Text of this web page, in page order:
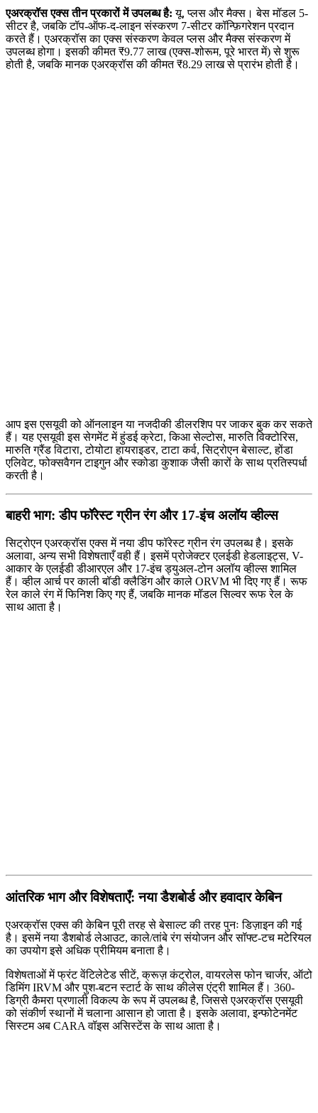
एअरक्रॉस एक्स तीन प्रकारों में उपलब्ध है: यू, प्लस और मैक्स। बेस मॉडल 5-
सीटर है, जबकि टॉप-ऑफ-द-लाइन संस्करण 7-सीटर कॉन्फ़िगरेशन प्रदान
करते हैं। एअरक्रॉस का एक्स संस्करण केवल प्लस और मैक्स संस्करण में
उपलब्ध होगा। इसकी कीमत ₹9.77 लाख (एक्स-शोरूम, पूरे भारत में) से शुरू
होती है, जबकि मानक एअरक्रॉस की कीमत ₹8.29 लाख से प्रारंभ होती है।
आप इस एसयूवी को ऑनलाइन या नजदीकी डीलरशिप पर जाकर बुक कर सकते
हैं। यह एसयूवी इस सेगमेंट में हुंडई क्रेटा, किआ सेल्टोस, मारुति विक्टोरिस,
मारुति ग्रैंड विटारा, टोयोटा हायराइडर, टाटा कर्व, सिट्रोएन बेसाल्ट, होंडा
एलिवेट, फोक्सवैगन टाइगुन और स्कोडा कुशाक जैसी कारों के साथ प्रतिस्पर्धा
करती है।
बाहरी भाग: डीप फॉरेस्ट ग्रीन रंग और 17-इंच अलॉय व्हील्स
सिट्रोएन एअरक्रॉस एक्स में नया डीप फॉरेस्ट ग्रीन रंग उपलब्ध है। इसके
अलावा, अन्य सभी विशेषताएँ वही हैं। इसमें प्रोजेक्टर एलईडी हेडलाइट्स, V-
आकार के एलईडी डीआरएल और 17-इंच ड्युअल-टोन अलॉय व्हील्स शामिल
हैं। व्हील आर्च पर काली बॉडी क्लैडिंग और काले ORVM भी दिए गए हैं। रूफ
रेल काले रंग में फिनिश किए गए हैं, जबकि मानक मॉडल सिल्वर रूफ रेल के
साथ आता है।
आंतरिक भाग और विशेषताएँ: नया डैशबोर्ड और हवादार केबिन
एअरक्रॉस एक्स की केबिन पूरी तरह से बेसाल्ट की तरह पुनः डिज़ाइन की गई
है। इसमें नया डैशबोर्ड लेआउट, काले/तांबे रंग संयोजन और सॉफ्ट-टच मटेरियल
का उपयोग इसे अधिक प्रीमियम बनाता है।
विशेषताओं में फ्रंट वेंटिलेटेड सीटें, क्रूज़ कंट्रोल, वायरलेस फोन चार्जर, ऑटो
डिमिंग IRVM और पुश-बटन स्टार्ट के साथ कीलेस एंट्री शामिल हैं। 360-
डिग्री कैमरा प्रणाली विकल्प के रूप में उपलब्ध है, जिससे एअरक्रॉस एसयूवी
को संकीर्ण स्थानों में चलाना आसान हो जाता है। इसके अलावा, इन्फोटेनमेंट
सिस्टम अब CARA वॉइस असिस्टेंस के साथ आता है।